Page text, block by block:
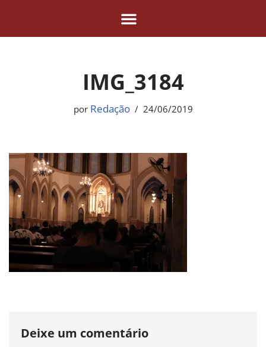
IMG_3184
por Redação 24/06/2019
Deixe um comentário